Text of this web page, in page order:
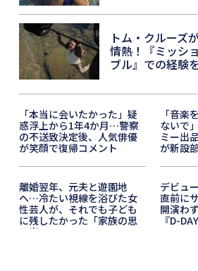
トム・クルーズ
情熱！『ミッシ
ブル』での経験
「本当に会いたかった」疑
惑浮上から1年4か月…警察
の不送致決定後、人気俳優
が笑顔で復帰コメント
「音楽
ないで
ミー出
が新設
離婚翌年、元夫と遊園地
へ…冷たい視線を浴びた女
性芸人が、それでも子ども
に残したかった「家族の思
い出」
デビュ
直前に
開演わ
『D-